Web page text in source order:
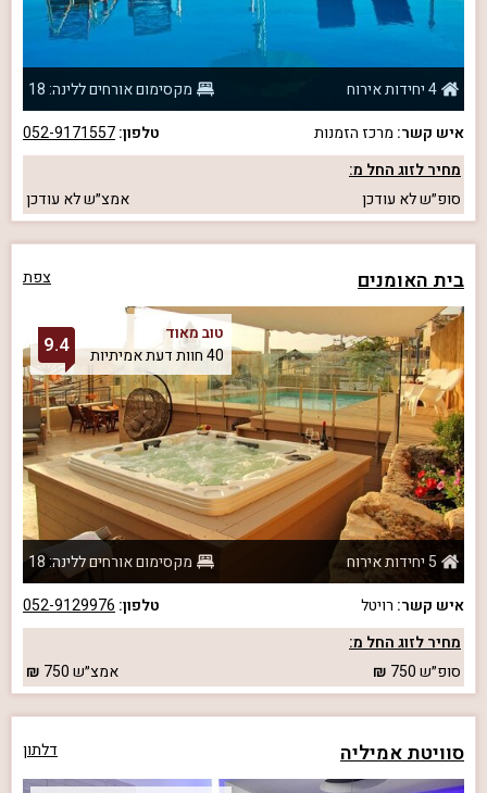
4 יחידות אירוח
מקסימום אורחים ללינה: 18
איש קשר: מרכז הזמנות טלפון:052-9171557
מחיר לזוג החל מ:
סופ״שלא עודכן אמצ״שלא עודכן
בית האומנים צפת
טוב מאוד
40 חוות דעת אמיתיות
9.4
5 יחידות אירוח
מקסימום אורחים ללינה: 18
איש קשר: רויטל טלפון: 052-9129976
מחיר לזוג החל מ:
סופ״ש750 אמצ״ש750
סוויטת אמיליה דלתון